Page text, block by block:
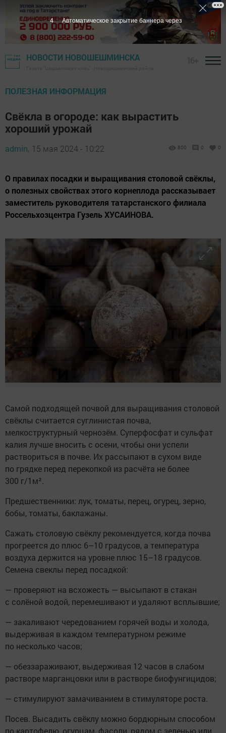
НОВОСТИ НОВОШЕШМИНСКА
ПОЛЕЗНАЯ ИНФОРМАЦИЯ
Свёкла в огороде: как вырастить
хороший урожай
admin, 15 мая 2024 - 10:22 800 0 0
О правилах посадки и выращивания столовой свёклы,
о полезных свойствах этого корнеплода рассказывает
заместитель руководителя татарстанского филиала
Россельхозцентра Гузель ХУСАИНОВА.
Самой подходящей почвой для выращивания столовой
свёклы считается суглинистая почва,
мелкоструктурный чернозём. Суперфосфат и сульфат
калия лучше вносить с осени, чтобы они успели
раствориться в почве. Их рассыпают в сухом виде
по грядке перед перекопкой из расчёта не более
300 г/1м².
Предшественники: лук, томаты, перец, огурец, зерно,
бобы, томаты, баклажаны.
Сажать столовую свёклу рекомендуется, когда почва
прогреется до плюс 6–10 градусов, а температура
воздуха держится на уровне плюс 15–18 градусов.
Семена свеклы перед посадкой:
— проверяют на всхожесть — высыпают в стакан
с солёной водой, перемешивают и удаляют всплывшие;
— закаливают чередованием горячей воды и холода,
выдерживая в каждом температурном режиме
по несколько часов;
— обеззараживают, выдерживая 12 часов в слабом
растворе марганцовки или в растворе биофунгицидов;
— стимулируют замачиванием в стимуляторе роста.
Посев. Высадить свёклу можно бордюрным способом
по картофелю, огурцам, фасоли, рядом с зеленью или
3 Автоматическое закрытие баннера через